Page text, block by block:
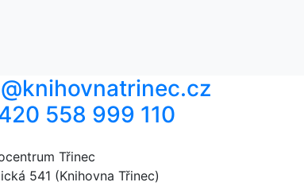
558 999 110
Třinec
541 (Knihovna Třinec)